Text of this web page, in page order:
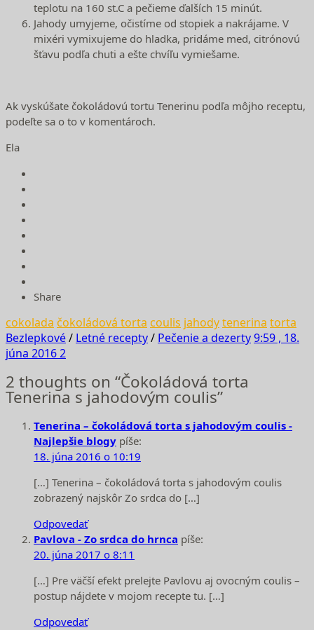
teplotu na 160 st.C a pečieme ďalších 15 minút.
Jahody umyjeme, očistíme od stopiek a nakrájame. V
mixéri vymixujeme do hladka, pridáme med, citrónovú
šťavu podľa chuti a ešte chvíľu vymiešame.
Ak vyskúšate čokoládovú tortu Tenerinu podľa môjho receptu,
podeľte sa o to v komentároch.
Ela
Share
cokolada čokoládová torta coulis jahodytenerina torta
Bezlepkové/ Letné recepty/ Pečenie a dezerty9:59 , 18.
júna 20162
2 thoughts on “Čokoládová torta
Tenerina s jahodovým coulis”
Tenerina – čokoládová torta s jahodovým coulis -
Najlepšie blogy píše:
18. júna 2016 o 10:19
[…] Tenerina – čokoládová torta s jahodovým coulis
zobrazený najskôr Zo srdca do […]
Odpovedať
Pavlova - Zo srdca do hrnca píše:
20. júna 2017 o 8:11
[…] Pre väčší efekt prelejte Pavlovu aj ovocným coulis –
postup nájdete v mojom recepte tu. […]
Odpovedať